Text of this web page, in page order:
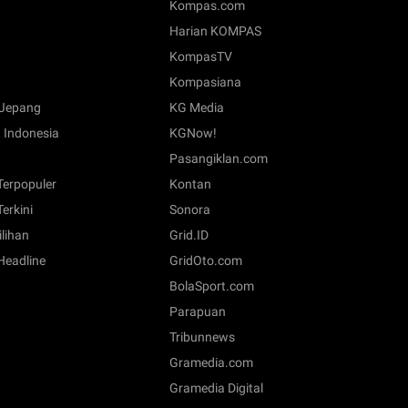
Indonesia
Kompas.com
Harian KOMPAS
KompasTV
Kompasiana
KG Media
KGNow!
Pasangiklan.com
Kontan
Sonora
Grid.ID
GridOto.com
BolaSport.com
Parapuan
Tribunnews
Gramedia.com
Gramedia Digital